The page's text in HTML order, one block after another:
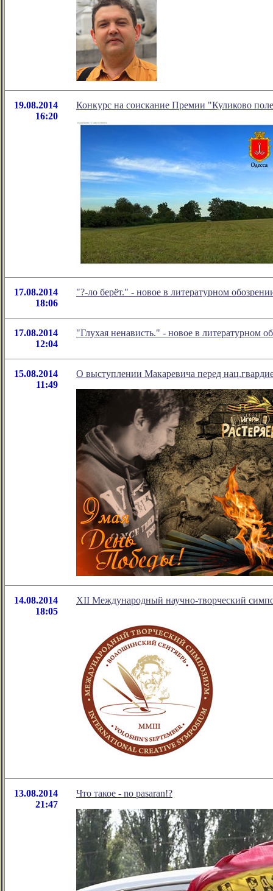
19.08.2014
16:20
Конкурс на соискание Премии "Куликово
17.08.2014
18:06
"?-ло берёт." - новое в литературном
17.08.2014
12:04
"Глухая ненависть." - новое в литературном
15.08.2014
11:49
О выступлении Макаревича перед
14.08.2014
18:05
XII Международный научно-творческий
13.08.2014
21:47
Что такое - no pasaran!?